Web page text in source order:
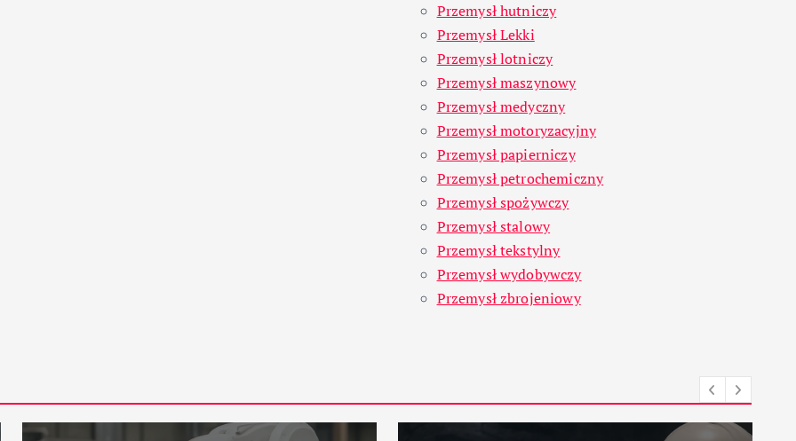
Przemysł hutniczy
Przemysł Lekki
Przemysł lotniczy
Przemysł maszynowy
Przemysł medyczny
Przemysł motoryzacyjny
Przemysł papierniczy
Przemysł petrochemiczny
Przemysł spożywczy
Przemysł stalowy
Przemysł tekstylny
Przemysł wydobywczy
Przemysł zbrojeniowy